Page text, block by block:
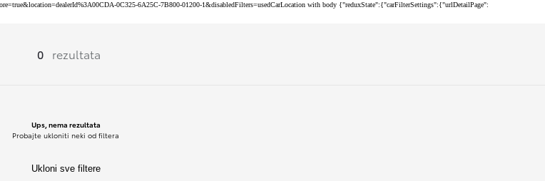
0C325-6A25C-7B800-01200-1&disabledFilters=usedCarLocation with body {"reduxState":{"carFilterSettings":{"urlDetailPage":
0 rezultata
Ups, nema rezultata
Probajte ukloniti neki od filtera
Ukloni sve filtere